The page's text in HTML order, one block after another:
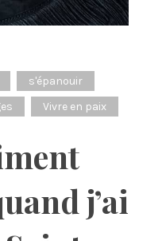
s'épanouir
Vivre en paix
j’ai